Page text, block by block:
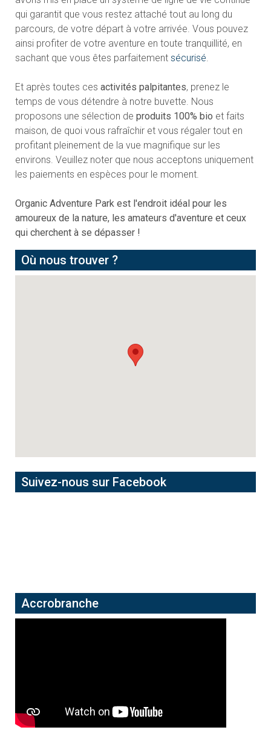
qui garantit que vous restez attaché tout au long du
parcours, de votre départ à votre arrivée. Vous pouvez
ainsi profiter de votre aventure en toute tranquillité, en
sachant que vous êtes parfaitement sécurisé.
Et après toutes ces activités palpitantes, prenez le
temps de vous détendre à notre buvette. Nous
proposons une sélection de produits 100% bio et faits
maison, de quoi vous rafraîchir et vous régaler tout en
profitant pleinement de la vue magnifique sur les
environs. Veuillez noter que nous acceptons uniquement
les paiements en espèces pour le moment.
Organic Adventure Park est l'endroit idéal pour les
amoureux de la nature, les amateurs d'aventure et ceux
qui cherchent à se dépasser !
Où nous trouver ?
Suivez-nous sur Facebook
Accrobranche